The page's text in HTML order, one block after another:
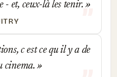
- et, ceux-là les tenir.
c est ce qu il y a de
cinema.